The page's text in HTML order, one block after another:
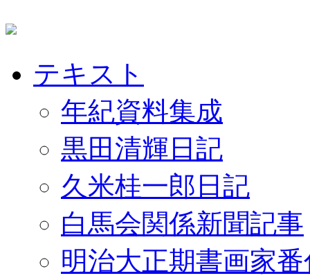
テキスト
年紀資料集成
黒田清輝日記
久米桂一郎日記
白馬会関係新聞記事
明治大正期書画家